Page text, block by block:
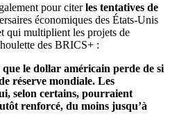
pour citerles tentatives de
économiques des États-Unis
qui multiplient les projets de
des BRICS+ :
que le dollar américain perde de si
réserve mondiale. Les
selon certains, pourraient
renforcé, du moins jusqu’à